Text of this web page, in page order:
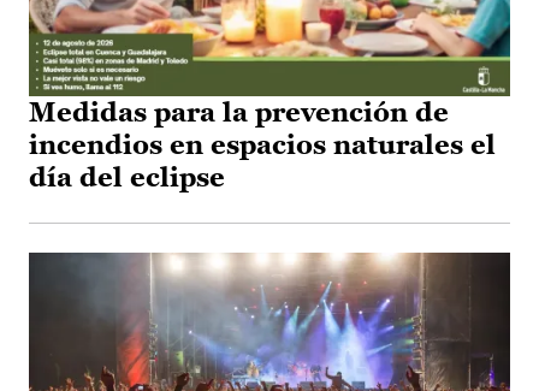
Medidas para la prevención de
incendios en espacios naturales el
día del eclipse